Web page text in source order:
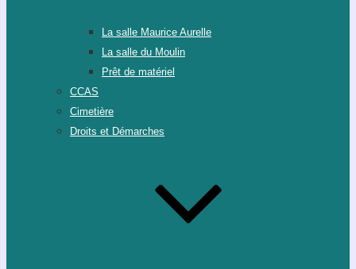
La salle Maurice Aurelle
La salle du Moulin
Prêt de matériel
CCAS
Cimetière
Droits et Démarches